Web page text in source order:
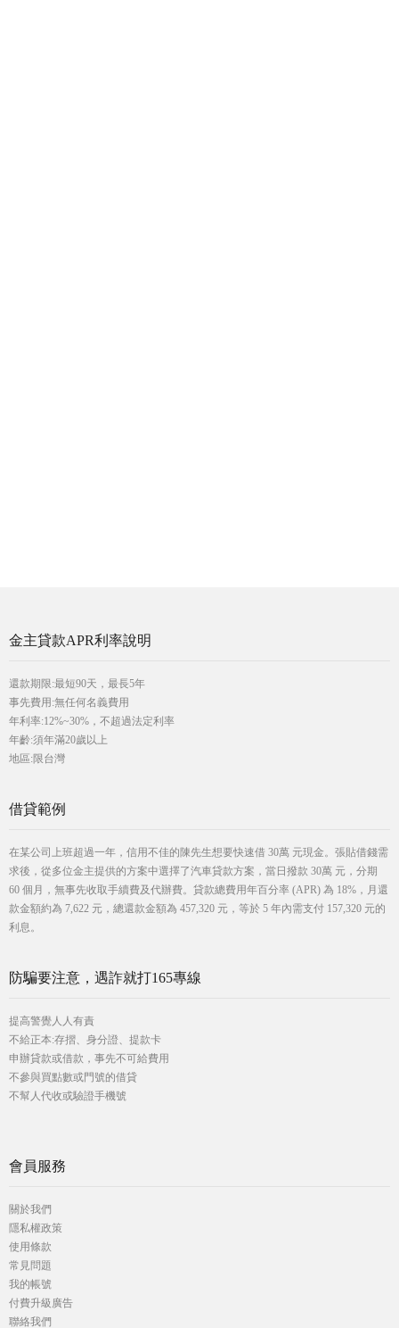
金主貸款APR利率說明
還款期限:最短90天，最長5年
事先費用:無任何名義費用
年利率:12%~30%，不超過法定利率
年齡:須年滿20歲以上
地區:限台灣
借貸範例
在某公司上班超過一年，信用不佳的陳先生想要快速借 30萬 元現金。張貼借錢需
求後，從多位金主提供的方案中選擇了汽車貸款方案，當日撥款 30萬 元，分期
60 個月，無事先收取手續費及代辦費。貸款總費用年百分率 (APR) 為 18%，月還
款金額約為 7,622 元，總還款金額為 457,320 元，等於 5 年內需支付 157,320 元的
利息。
防騙要注意，遇詐就打165專線
提高警覺人人有責
不給正本:存摺、身分證、提款卡
申辦貸款或借款，事先不可給費用
不參與買點數或門號的借貸
不幫人代收或驗證手機號
會員服務
關於我們
隱私權政策
使用條款
常見問題
我的帳號
付費升級廣告
聯絡我們